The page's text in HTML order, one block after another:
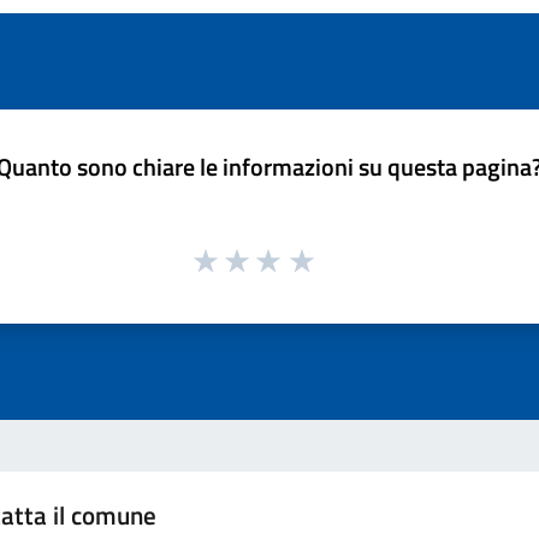
sono chiare le informazioni su questa
il comune